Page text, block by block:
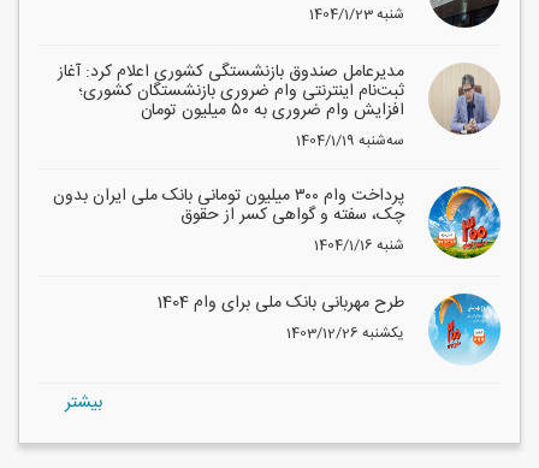
1404/1/23 شنبه
مدیرعامل صندوق بازنشستگی کشوری اعلام کرد: آغاز
ثبت‌نام اینترنتی وام ضروری بازنشستگان کشوری؛
افزایش وام ضروری به ۵۰ میلیون تومان
1404/1/19 سه‌شنبه
پرداخت وام ۳۰۰ میلیون تومانی بانک ملی ایران بدون
چک، سفته و گواهی کسر از حقوق
1404/1/16 شنبه
طرح مهربانی بانک ملی برای وام 1404
1403/12/26 یکشنبه
بيشتر